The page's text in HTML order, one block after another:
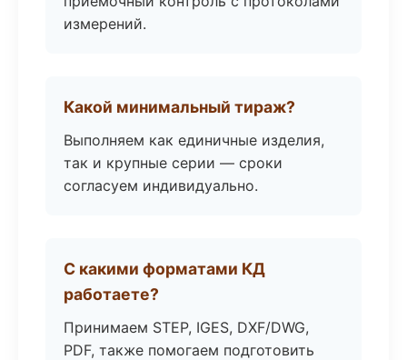
измерений.
Какой минимальный тираж?
Выполняем как единичные изделия,
так и крупные серии — сроки
согласуем индивидуально.
С какими форматами КД
работаете?
Принимаем STEP, IGES, DXF/DWG,
PDF, также помогаем подготовить